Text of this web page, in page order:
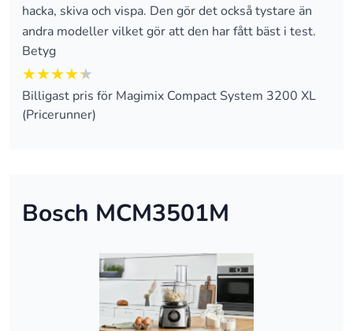
hacka, skiva och vispa. Den gör det också tystare än
andra modeller vilket gör att den har fått bäst i test.
Betyg
4.25 av 5
Billigast pris för Magimix Compact System 3200 XL
(Pricerunner)
Bosch MCM3501M